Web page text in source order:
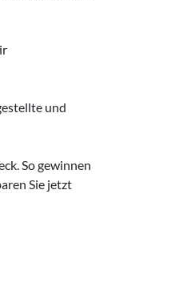
und
So gewinnen
Sie jetzt